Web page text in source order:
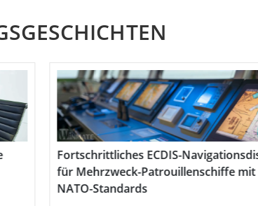
beiträgt. Die wirklich flache Oberfläche des
macht. Insgesamt bietet das Winmate S-
Lösung für industrielle Automatisierungs-
mit
Hochgradig anpassbare
PCs